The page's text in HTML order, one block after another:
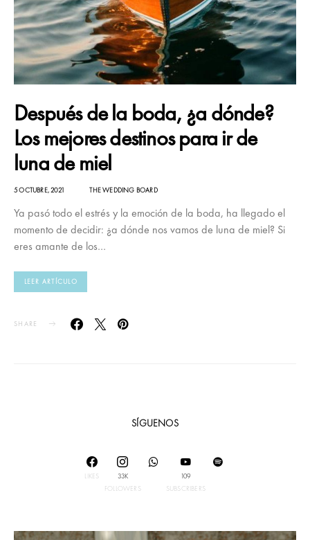
Después de la boda, ¿a dónde?
Los mejores destinos para ir de
luna de miel
5 OCTUBRE, 2021 THE WEDDING BOARD
Ya pasó todo el estrés y la emoción de la boda, ha llegado el
momento de decidir: ¿a dónde nos vamos de luna de miel? Si
eres amante de los…
LEER ARTÍCULO
SHARE
SÍGUENOS
LIKES
33K
FOLLOWERS
109
SUBSCRIBERS